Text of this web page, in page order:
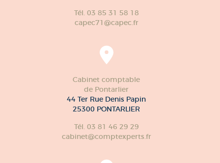
Tél. 03 85 31 58 18
capec71@capec.fr
Cabinet comptable
de Pontarlier
44 Ter Rue Denis Papin
25300 PONTARLIER
Tél. 03 81 46 29 29
cabinet@comptexperts.fr